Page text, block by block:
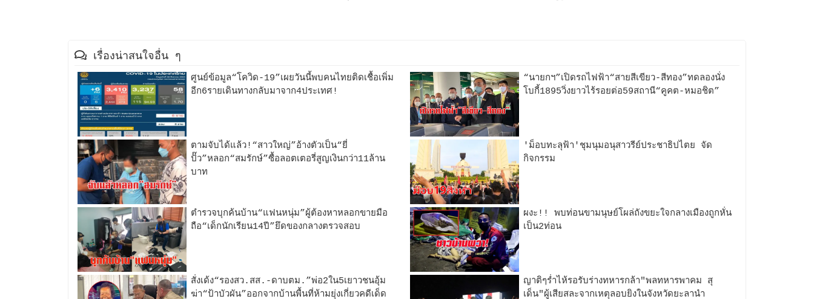
เรื่องน่าสนใจอื่น ๆ
ศูนย์ข้อมูล“โควิด-19”เผยวันนี้พบคนไทยติดเชื้อเพิ่ม
อีก6รายเดินทางกลับมาจาก4ประเทศ!
“นายกฯ”เปิดรถไฟฟ้า“สายสีเขียว-สีทอง”ทดลองนั่ง
โบกี้1895วิ่งยาวไร้รอยต่อ59สถานี“คูคต-หมอชิต”
ตามจับได้แล้ว!“สาวใหญ่”อ้างตัวเป็น“ยี่
ปั๊ว”หลอก“สมรักษ์”ซื้อลอตเตอรี่สูญเงินกว่า11ล้าน
บาท
'ม็อบทะลุฟ้า'ชุมนุมอนุสาวรีย์ประชาธิปไตย จัด
กิจกรรม
ตำรวจบุกค้นบ้าน“แฟนหนุ่ม”ผู้ต้องหาหลอกขายมือ
ถือ“เด็กนักเรียน14ปี”ยึดของกลางตรวจสอบ
ผงะ!! พบท่อนขามนุษย์โผล่ถังขยะใจกลางเมืองถูกหั่น
เป็น2ท่อน
สั่งเด้ง“รองสว.สส.-ดาบตม.”พ่อ2ใน5เยาวชนอุ้ม
ฆ่า“ป้าบัวผัน”ออกจากบ้านพื้นที่ห้ามยุ่งเกี่ยวคดีเด็ด
ญาติๆร่ำไห้รอรับร่างทหารกล้า"พลทหารพาคม สุ
เด็น"ผู้เสียสละจากเหตุลอบยิงในจังหวัดยะลานำ